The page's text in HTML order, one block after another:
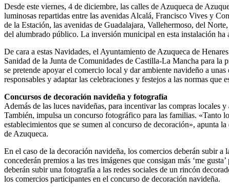
Desde este viernes, 4 de diciembre, las calles de Azuqueca de
luminosas repartidas entre las avenidas Alcalá, Francisco Vives y
de la Estación, las avenidas de Guadalajara, Vallehermoso, del
del alumbrado público. La inversión municipal en esta instalación
De cara a estas Navidades, el Ayuntamiento de Azuqueca de
Sanidad de la Junta de Comunidades de Castilla-La Mancha para
se pretende apoyar el comercio local y dar ambiente navideño a
responsables y adaptar las celebraciones y festejos a las normas que
Concursos de decoración navideña y fotografía
Además de las luces navideñas, para incentivar las compras
También, impulsa un concurso fotográfico para las familias. «Tanto
establecimientos que se sumen al concurso de decoración», apunta
de Azuqueca.
En el caso de la decoración navideña, los comercios deberán subir
concederán premios a las tres imágenes que consigan más ‘me
deberán subir una fotografía a las redes sociales de un rincón
los comercios participantes en el concurso de decoración navideña.